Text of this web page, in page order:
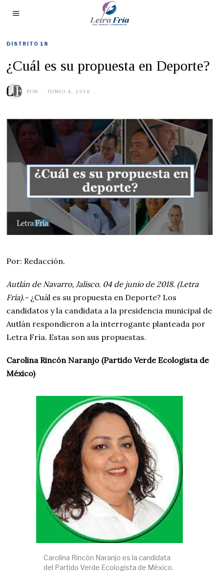
DISTRITO 18
¿Cuál es su propuesta en Deporte?
POR JUNIO 4, 2018
O
,
2
0
1
9
Por: Redacción.
Autlán de Navarro, Jalisco. 04 de junio de 2018. (Letra
Fría).- ¿Cuál es su propuesta en Deporte? Los
candidatos y la candidata a la presidencia municipal de
Autlán respondieron a la interrogante planteada por
Letra Fría. Estas son sus propuestas.
Carolina Rincón Naranjo (Partido Verde Ecologista de
México)
Carolina Rincón Naranjo es la candidata
del Partido Verde Ecologista de México.